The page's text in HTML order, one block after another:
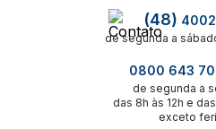
(48)
de segunda a
0800 643
de segunda a
das 8h às 12h e
exceto